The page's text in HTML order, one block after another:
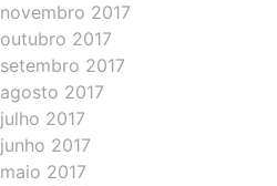
novembro 2017
outubro 2017
setembro 2017
agosto 2017
julho 2017
junho 2017
maio 2017